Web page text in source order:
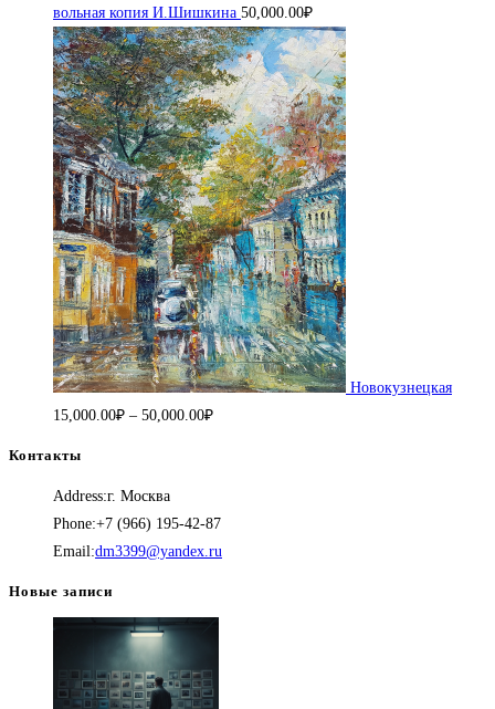
вольная копия И.Шишкина 50,000.00₽
Новокузнецкая
15,000.00₽ – 50,000.00₽Диапазон
50,000.00₽
Контакты
Address:г. Москва
Phone:+7 (966) 195-42-87
Email:dm3399@yandex.ru
Новые записи